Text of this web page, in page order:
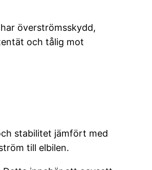
överströmsskydd,
och tålig mot
stabilitet jämfört med
till elbilen.